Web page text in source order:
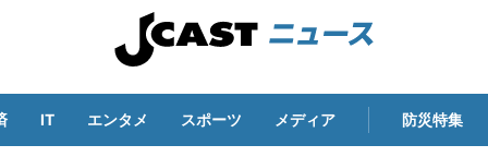
IT エンタメ スポーツ メディア 防災特集